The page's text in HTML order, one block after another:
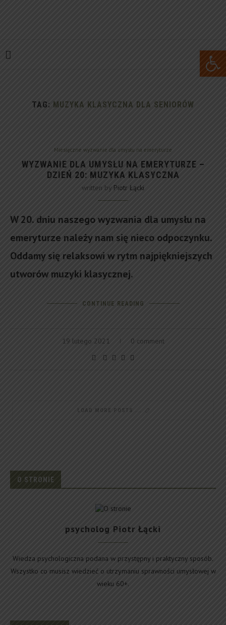
TAG: MUZYKA KLASYCZNA DLA SENIORÓW
Miesięczne wyzwanie dla umysłu na emeryturze
WYZWANIE DLA UMYSŁU NA EMERYTURZE –
DZIEŃ 20: MUZYKA KLASYCZNA
written by Piotr Łącki
W 20. dniu naszego wyzwania dla umysłu na
emeryturze należy nam się nieco odpoczynku.
Oddamy się relaksowi w rytm najpiękniejszych
utworów muzyki klasycznej.
CONTINUE READING
19 lutego 2021 0 comment
LOAD MORE POSTS
O STRONIE
psycholog Piotr Łącki
Wiedza psychologiczna podana w przystępny i praktyczny sposób.
Wszystko co musisz wiedzieć o utrzymaniu sprawności umysłowej w
wieku 60+.